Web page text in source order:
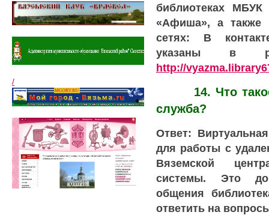
библиотеках
«Афиша», а также
сетях: В
указаны в
http://
14. Что такое
служба?
Ответ:
для работы с
Вяземской
системы. Это
общения
ответить на
/